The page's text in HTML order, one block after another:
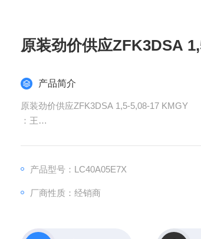
原装劲价供应ZFK3DSA
产品简介
原装劲价供应ZFK3DSA 1,5-5,08-17 KMGY
：王
：www@
产品型号：LC40A05E7X
厂商性质：经销商